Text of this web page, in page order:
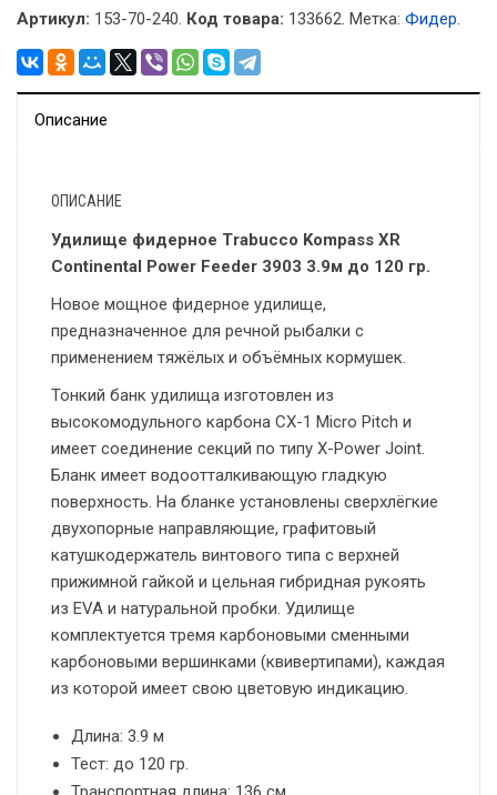
Артикул: 153-70-240. Код товара: 133662. Метка: Фидер.
Описание
ОПИСАНИЕ
Удилище фидерное Trabucco Kompass XR
Continental Power Feeder 3903 3.9м до 120 гр.
Новое мощное фидерное удилище,
предназначенное для речной рыбалки с
применением тяжёлых и объёмных кормушек.
Тонкий банк удилища изготовлен из
высокомодульного карбона CX-1 Micro Pitch и
имеет соединение секций по типу X-Power Joint.
Бланк имеет водоотталкивающую гладкую
поверхность. На бланке установлены сверхлёгкие
двухопорные направляющие, графитовый
катушкодержатель винтового типа с верхней
прижимной гайкой и цельная гибридная рукоять
из EVA и натуральной пробки. Удилище
комплектуется тремя карбоновыми сменными
карбоновыми вершинками (квивертипами), каждая
из которой имеет свою цветовую индикацию.
Длина: 3.9 м
Тест: до 120 гр.